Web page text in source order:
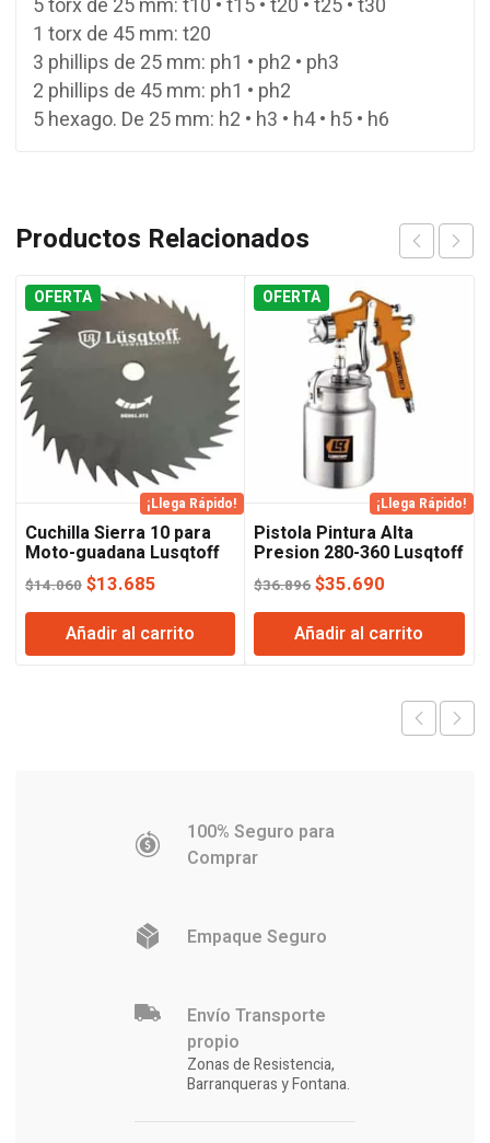
5 torx de 25 mm: t10 • t15 • t20 • t25 • t30
1 torx de 45 mm: t20
3 phillips de 25 mm: ph1 • ph2 • ph3
2 phillips de 45 mm: ph1 • ph2
5 hexago. De 25 mm: h2 • h3 • h4 • h5 • h6
Productos Relacionados
OFERTA
¡Llega Rápido!
Cuchilla Sierra 10 para
Moto-guadana Lusqtoff
$14.060 El
precio
original
era:
$13.685
precio
actual
es:
Añadir al carrito
OFERTA
¡Llega Rápido!
Pistola Pintura Alta
Presion 280-360 Lusqtoff
$36.896El
precio
original
era:
$35.690
precio
actual
es:
Añadir al carrito
100% Seguro para
Comprar
Empaque Seguro
Envío Transporte
propio
Zonas de Resistencia,
Barranqueras y Fontana.